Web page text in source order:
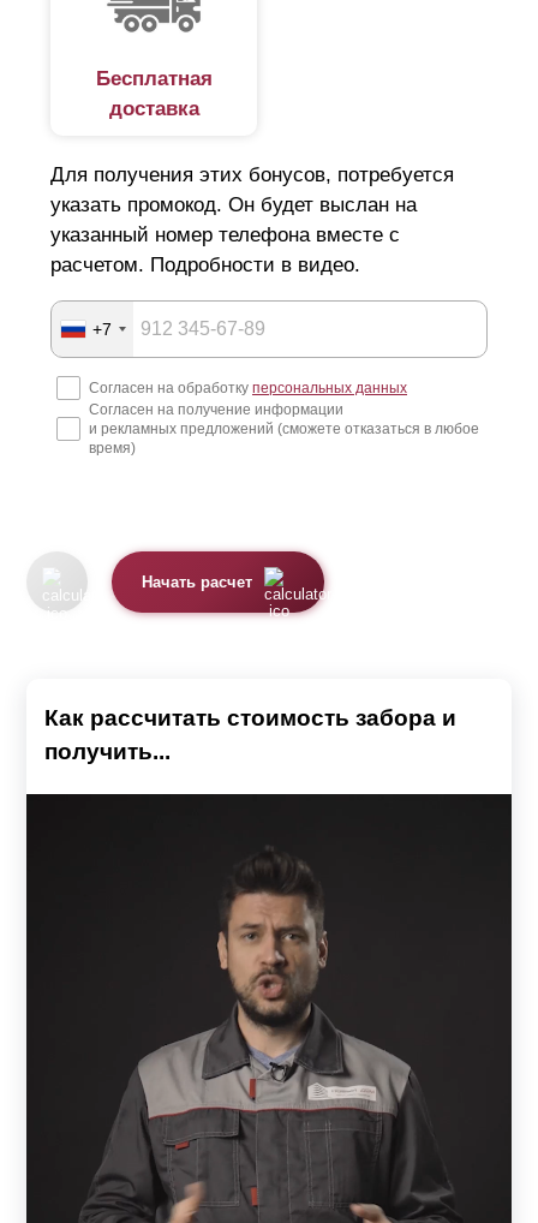
Бесплатная
доставка
Для получения этих бонусов, потребуется
указать промокод. Он будет выслан на
указанный номер телефона вместе с
расчетом. Подробности в видео.
+7
Согласен на обработку персональных данных
Согласен на получение информации
и рекламных предложений (сможете отказаться в любое
время)
Начать расчет
Как рассчитать стоимость забора и
получить...